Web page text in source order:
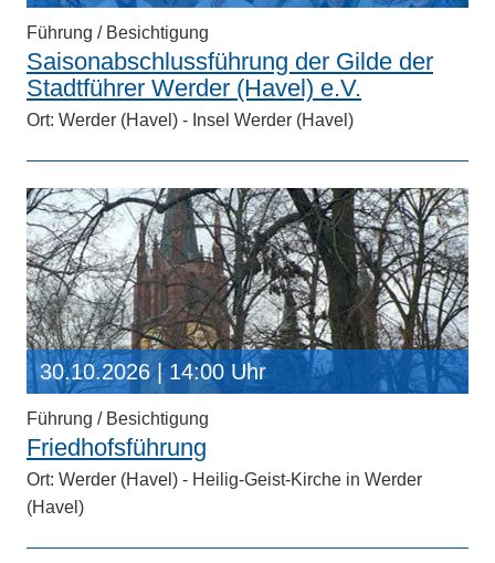
Führung / Besichtigung
Saisonabschlussführung der Gilde der
Stadtführer Werder (Havel) e.V.
Ort: Werder (Havel) - Insel Werder (Havel)
30.10.2026| 14:00 Uhr
Führung / Besichtigung
Friedhofsführung
Ort: Werder (Havel) - Heilig-Geist-Kirche in Werder
(Havel)